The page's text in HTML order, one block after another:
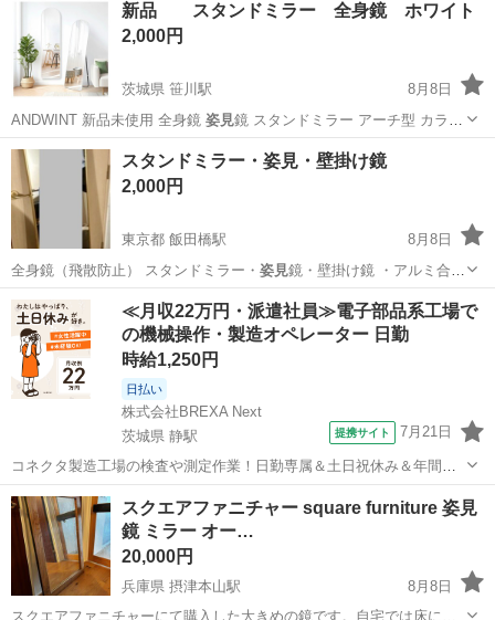
新品 スタンドミラー 全身鏡 ホワイト
2,000円
茨城県 笹川駅
8月8日
ANDWINT 新品未使用 全身鏡 姿見鏡 スタンドミラー アーチ型 カラ
ー…
茨城 神栖市 笹川駅 ミラー/鏡
スタンドミラー・姿見・壁掛け鏡
2,000円
東京都 飯田橋駅
8月8日
全身鏡（飛散防止） スタンドミラー・ 姿見鏡・壁掛け鏡 ・アルミ合金
フレーム …
東京 新宿区 飯田橋駅 ミラー/鏡 スタンド
≪月収22万円・派遣社員≫電子部品系工場で
の機械操作・製造オペレーター 日勤
時給1,250円
日払い
株式会社BREXA Next
茨城県 静駅
提携サイト 7月21日
コネクタ製造工場の検査や測定作業！日勤専属＆土日祝休み＆年間休
日128日★クリーンルーム内作業★マイカー通勤OK＆無料駐車場あり
★就業先食堂利用可！日払い制度あり！《茨城県常陸大宮市》 人気の
工場のお仕事 ◇コネクタ製造工...
茨城 常陸大宮市
スクエアファニチャー square furniture 姿見
鏡 ミラー オー…
20,000円
兵庫県 摂津本山駅
8月8日
スクエアファニチャーにて購入した大きめの鏡です。自宅では床に置